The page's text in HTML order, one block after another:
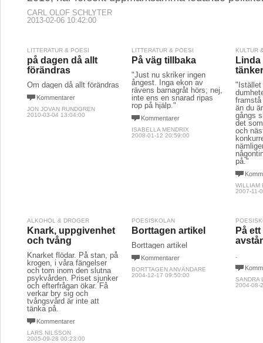
CARL OLOF SCHLYTER
2013-02-06 10:42:00
LITTERATUR & POESI
på dagen då allt
förändras
Om dagen då allt förändras
Kommentarer
JON JOVAN RUNDGREN
2010-03-04 13:04:00
LITTERATUR & POESI
På väg tillbaka
"Just nu skriker ingen
ångest. Inga ekon av
rävens barnagråt hörs; nej,
inte ens en snarad ripas
rop på hjälp."
Kommentarer
ISABELLA MENDRIX
2008-01-12 20:59:00
KULTUR
"Istället
än du
gångs
det
och
på."
WILLIAM
2007-11-
ALKOHOL & DROGER
Knark, uppgivenhet
och tvång
Knarket flödar. På stan, på
krogen, i våra fängelser
och tom inom den slutna
psykvården. Priset sjunker
och efterfrågan ökar. Få
verkar bry sig och
tvångsvård är inte att
tänka på.
Kommentarer
LARS NILSSON
2005-09-28 00:23:00
POESISKOLAN
Borttagen artikel
Borttagen artikel
Kommentarer
BORTTAGEN ANVÄNDARE
2004-12-17 09:50:00
På
.
SANDRA
2004-08-